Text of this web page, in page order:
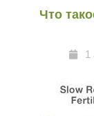
Что
1